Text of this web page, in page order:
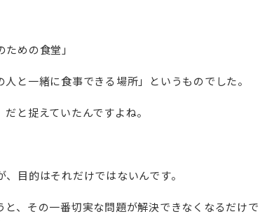
めの食堂」
と一緒に食事できる場所」というものでした。
と捉えていたんですよね。
目的はそれだけではないんです。
、その一番切実な問題が解決できなくなるだけ